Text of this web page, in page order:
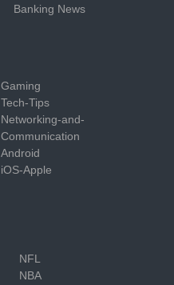
Banking News
Gaming
Tech-Tips
Networking-and-
Communication
Android
iOS-Apple
NFL
NBA